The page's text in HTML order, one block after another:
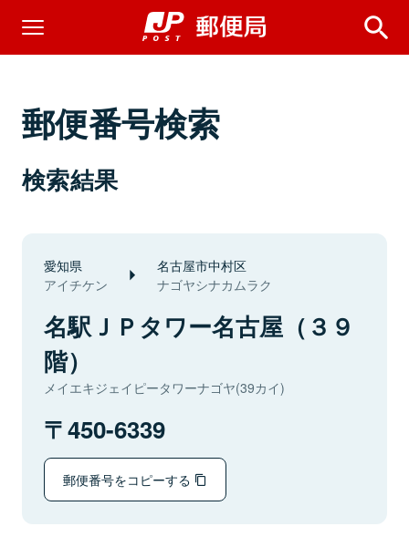
郵便番号検索
検索結果
愛知県
アイチケン
名古屋市中村区
ナゴヤシナカムラク
名駅ＪＰタワー名古屋（３９
階）
メイエキジェイピータワーナゴヤ(39カイ)
450-6339
郵便番号をコピーする